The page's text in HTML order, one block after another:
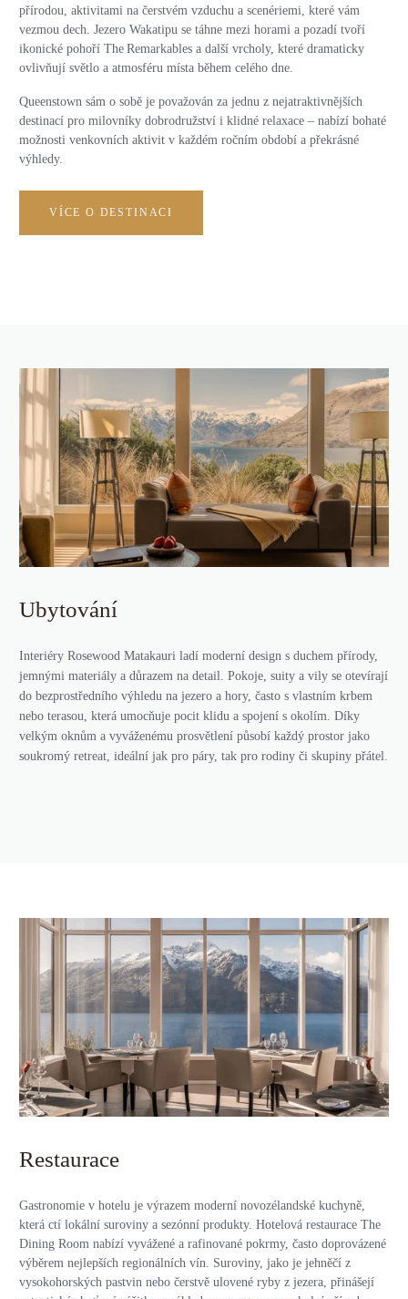
přírodou, aktivitami na čerstvém vzduchu a scenériemi, které vám
vezmou dech. Jezero Wakatipu se táhne mezi horami a pozadí tvoří
ikonické pohoří The Remarkables a další vrcholy, které dramaticky
ovlivňují světlo a atmosféru místa během celého dne.
Queenstown sám o sobě je považován za jednu z nejatraktivnějších
destinací pro milovníky dobrodružství i klidné relaxace – nabízí bohaté
možnosti venkovních aktivit v každém ročním období a překrásné
výhledy.
VÍCE O DESTINACI
Ubytování
Interiéry Rosewood Matakauri ladí moderní design s duchem přírody,
jemnými materiály a důrazem na detail. Pokoje, suity a vily se otevírají
do bezprostředního výhledu na jezero a hory, často s vlastním krbem
nebo terasou, která umocňuje pocit klidu a spojení s okolím. Díky
velkým oknům a vyváženému prosvětlení působí každý prostor jako
soukromý retreat, ideální jak pro páry, tak pro rodiny či skupiny přátel.
Restaurace
Gastronomie v hotelu je výrazem moderní novozélandské kuchyně,
která ctí lokální suroviny a sezónní produkty. Hotelová restaurace The
Dining Room nabízí vyvážené a rafinované pokrmy, často doprovázené
výběrem nejlepších regionálních vín. Suroviny, jako je jehněčí z
vysokohorských pastvin nebo čerstvě ulovené ryby z jezera, přinášejí